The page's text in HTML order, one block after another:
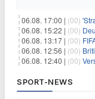
06.08. 17:00 | (00)
06.08. 15:22 | (00)
06.08. 13:17 | (00)
06.08. 12:56 | (00)
06.08. 12:40 | (00)
SPORT-NEWS